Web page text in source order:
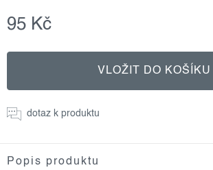
95 Kč
cena:
VLOŽIT DO KOŠÍKU
dotaz k produktu
Popis produktu